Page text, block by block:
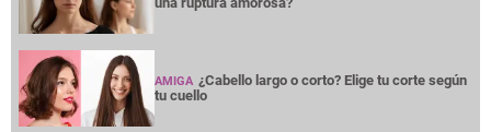
AMIGA ¿Cabello largo o corto? Elige tu corte según
tu cuello